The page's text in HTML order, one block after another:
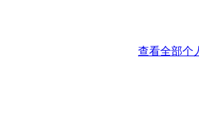
查看全部个